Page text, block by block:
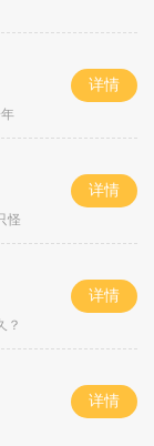
详情
怪
详情
？
详情
详情